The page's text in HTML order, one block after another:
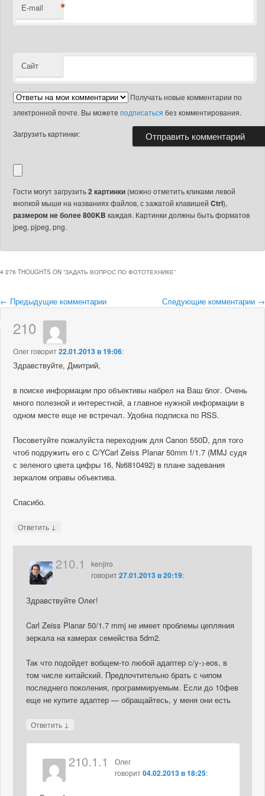
E-mail *
Сайт
Получать новые комментарии по
электронной почте. Вы можетеподписаться без комментирования.
Загрузить картинки:
Гости могут загрузить2 картинки (можно отметить кликами левой
кнопкой мыши на названиях файлов, с зажатой клавишейCtrl),
размером не более 800KB каждая. Картинки должны быть форматов
jpeg, pjpeg, png.
4 276 THOUGHTS ON “ЗАДАТЬ ВОПРОС ПО ФОТОТЕХНИКЕ”
Навигация
комментариям
← Предыдущие комментарии Следующие комментарии →
210
Олегговорит22.01.2013 в 19:06:
Здравствуйте, Дмитрий,
в поиске информации про объективы набрел на Ваш блог. Очень
много полезной и интерестной, а главное нужной информации в
одном месте еще не встречал. Удобна подписка по RSS.
Посоветуйте пожалуйста переходник для Canon 550D, для того
чтоб подружить его с C/YCarl Zeiss Planar 50mm f/1.7 (MMJ судя
с зеленого цвета цифры 16, №6810492) в плане задевания
зеркалом оправы объектива.
Спасибо.
Ответить ↓
210.1
kenjiro
говорит 27.01.2013 в 20:19:
Здравствуйте Олег!
Carl Zeiss Planar 50/1.7 mmj не имеет проблемы цепляния
зеркала на камерах семейства 5dm2.
Так что подойдет вобщем-то любой адаптер c/y->eos, в
том числе китайский. Предпочтительно брать с чипом
последнего поколения, программируемым. Если до 10фев
еще не купите адаптер — обращайтесь, у меня они есть
Ответить ↓
210.1.1
Олег
говорит 04.02.2013 в 18:25: